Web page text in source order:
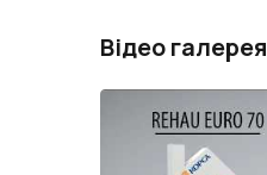
Відео галерея